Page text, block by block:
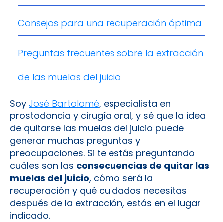
Soy José Bartolomé, especialista en
prostodoncia y cirugía oral, y sé que la idea
de quitarse las muelas del juicio puede
generar muchas preguntas y
preocupaciones. Si te estás preguntando
cuáles son las consecuencias de quitar las
muelas del juicio, cómo será la
recuperación y qué cuidados necesitas
después de la extracción, estás en el lugar
indicado.
Consejos para una recuperación óptima
Preguntas frecuentes sobre la extracción
de las muelas del juicio